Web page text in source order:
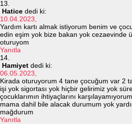
Hatice dedi ki:
10.04.2023,
Yardım kartı almak istiyorum benim ve
edin eşim yok bize bakan yok cezaevinde
oturuyom
Yanıtla
Hamiyet dedi ki:
06.05.2023,
Kirada oturuyorum 4 tane çocuğum var 2
işi yok sigortası yok hiçbir gelirimiz yok
çocuklarımın ihtiyaçlarını
mama dahil bile alacak durumum yok
mağdurum
Yanıtla